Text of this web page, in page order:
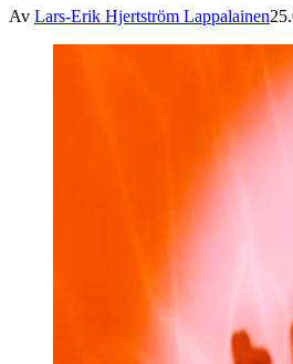
Av Lars-Erik Hjertström Lappalainen